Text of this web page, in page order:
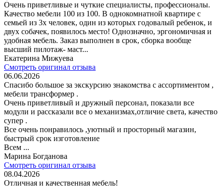
Очень приветливые и чуткие специалисты, профессионалы.
Качество мебели 100 из 100. В однокомнатной квартире с
семьей из 3х человек, один из которых годовалый ребенок, и
двух собачек, появилось место! Однозначно, эргономичная и
удобная мебель. Заказ выполнен в срок, сборка вообще
высший пилотаж- маст...
Екатерина Мижуева
Смотреть оригинал отзыва
06.06.2026
Спасибо большое за экскурсию знакомства с ассортиментом ,
мебели трансформер .
Очень приветливый и дружный персонал, показали все
модули и рассказали все о механизмах,отличие света, качество
супер .
Все очень понравилось ,уютный и просторный магазин,
быстрый срок изготовление
Всем ...
Марина Богданова
Смотреть оригинал отзыва
08.04.2026
Отличная и качественная мебель!